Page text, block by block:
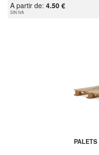
A partir de: 4.50 €
SIN IVA